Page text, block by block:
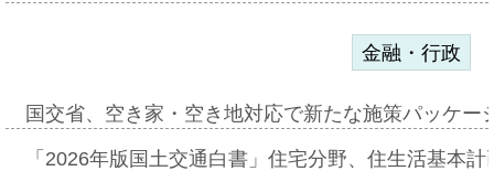
金融・行政
国交省、空き家・空き地対応で新たな施策パッケ
「2026年版国土交通白書」住宅分野、住生活基本